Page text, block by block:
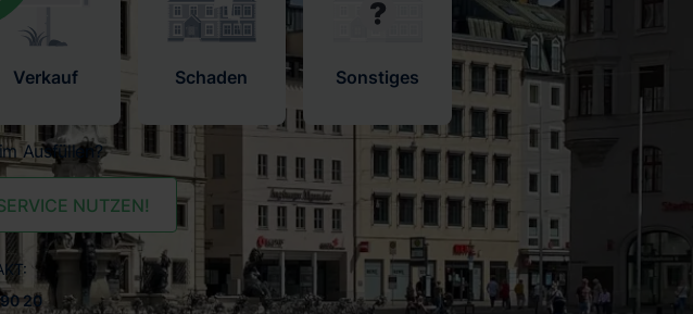
Verkauf Schaden Sonstiges
Ausfüllen?
NUTZEN!
20